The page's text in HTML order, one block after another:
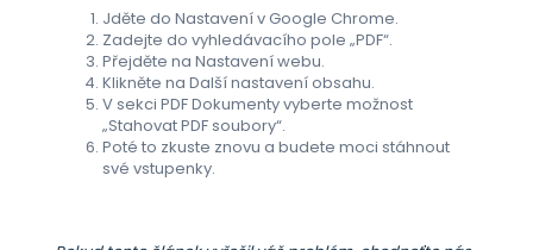
Jděte do Nastavení v Google Chrome.
Zadejte do vyhledávacího pole „PDF“.
Přejděte na Nastavení webu.
Klikněte na Další nastavení obsahu.
V sekci PDF Dokumenty vyberte možnost
„Stahovat PDF soubory“.
Poté to zkuste znovu a budete moci stáhnout
své vstupenky.